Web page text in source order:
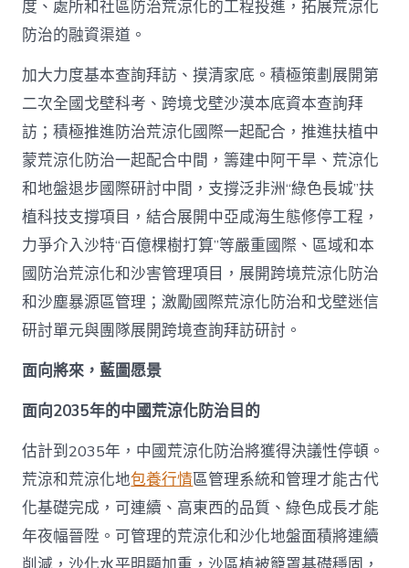
度、處所和社區防治荒涼化的工程投進，拓展荒涼化
防治的融資渠道。
加大力度基本查詢拜訪、摸清家底。積極策劃展開第
二次全國戈壁科考、跨境戈壁沙漠本底資本查詢拜
訪；積極推進防治荒涼化國際一起配合，推進扶植中
蒙荒涼化防治一起配合中間，籌建中阿干旱、荒涼化
和地盤退步國際研討中間，支撐泛非洲“綠色長城”扶
植科技支撐項目，結合展開中亞咸海生態修停工程，
力爭介入沙特“百億棵樹打算”等嚴重國際、區域和本
國防治荒涼化和沙害管理項目，展開跨境荒涼化防治
和沙塵暴源區管理；激勵國際荒涼化防治和戈壁迷信
研討單元與團隊展開跨境查詢拜訪研討。
面向將來，藍圖愿景
面向2035年的中國荒涼化防治目的
估計到2035年，中國荒涼化防治將獲得決議性停頓。
荒涼和荒涼化地包養行情區管理系統和管理才能古代
化基礎完成，可連續、高東西的品質、綠色成長才能
年夜幅晉陞。可管理的荒涼化和沙化地盤面積將連續